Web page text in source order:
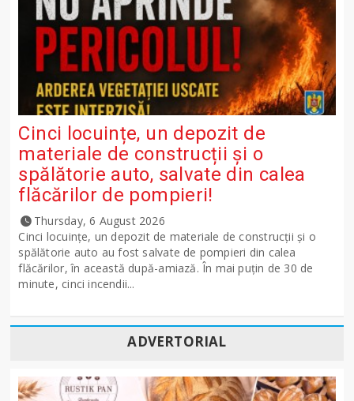
Cinci locuințe, un depozit de
materiale de construcții și o
spălătorie auto, salvate din calea
flăcărilor de pompieri!
Thursday, 6 August 2026
Cinci locuințe, un depozit de materiale de construcții și o
spălătorie auto au fost salvate de pompieri din calea
flăcărilor, în această după-amiază. În mai puțin de 30 de
minute, cinci incendii...
ADVERTORIAL